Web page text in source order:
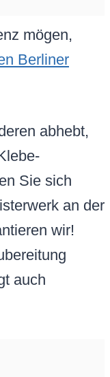
mögen,
Berliner
abhebt,
Sie sich
an der
wir!
auch